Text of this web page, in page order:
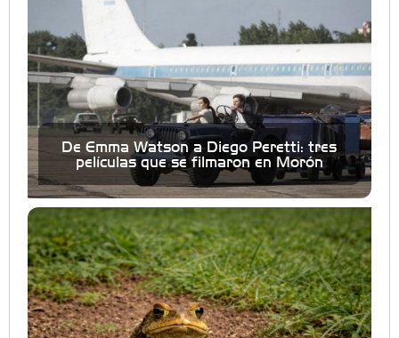
De Emma Watson a Diego Peretti: tres
películas que se filmaron en Morón